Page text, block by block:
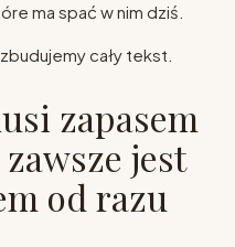
ma spać w nim dziś.
cały tekst.
zapasem
jest
od razu